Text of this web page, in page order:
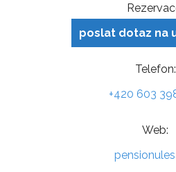
poslat dotaz na
Telefon:
+420 603
Web: